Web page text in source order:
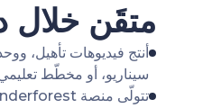
متقَن خلال
أنتج فيديوهات تأهيل،
سيناريو، أو مخطّط